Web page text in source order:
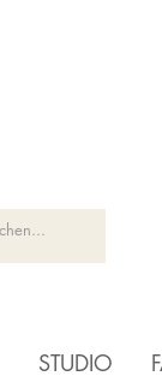
STUDIO